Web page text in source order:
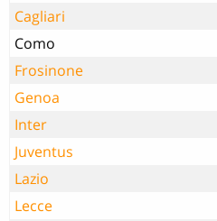
Cagliari
Como
Frosinone
Genoa
Inter
Juventus
Lazio
Lecce